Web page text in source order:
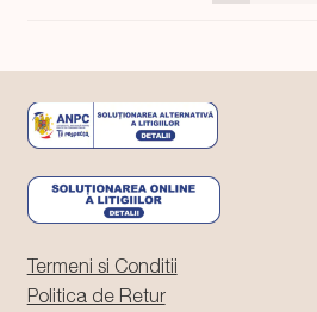
Termeni si Conditii
Politica de Retur